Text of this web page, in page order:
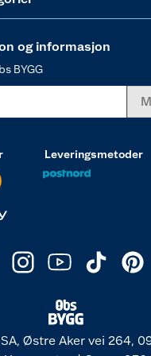
og informasjon
BYGG
Leveringsmetoder
Østre Aker vei 264,